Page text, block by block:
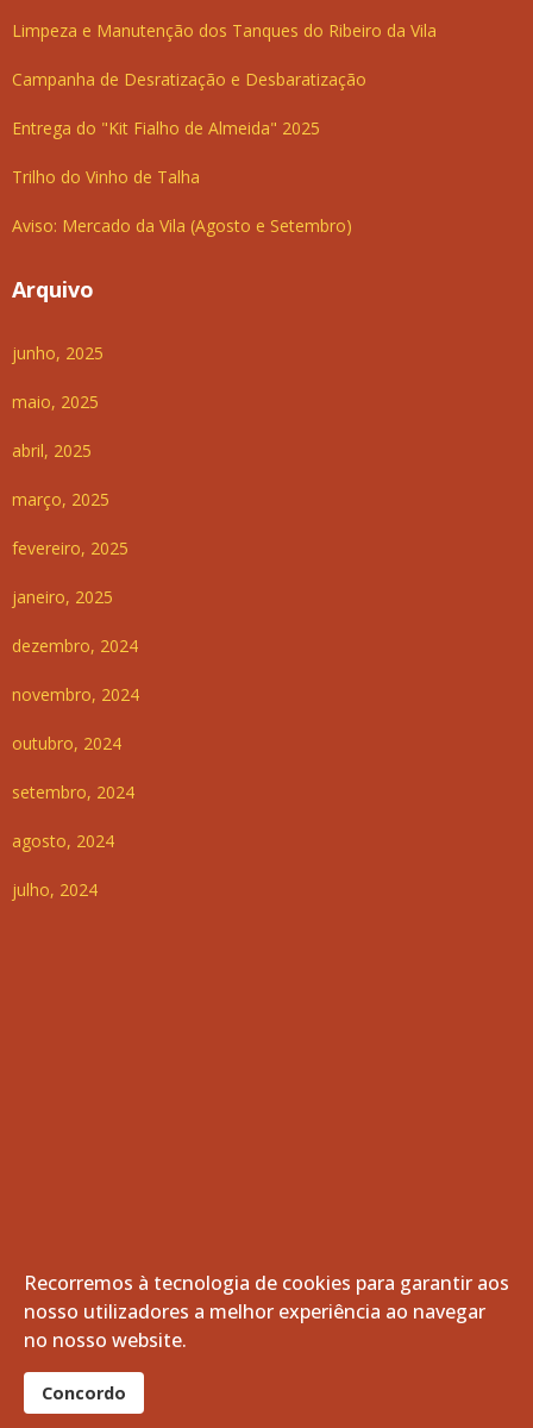
Limpeza e Manutenção dos Tanques do Ribeiro da Vila
Campanha de Desratização e Desbaratização
Entrega do "Kit Fialho de Almeida" 2025
Trilho do Vinho de Talha
Aviso: Mercado da Vila (Agosto e Setembro)
Arquivo
junho, 2025
maio, 2025
abril, 2025
março, 2025
fevereiro, 2025
janeiro, 2025
dezembro, 2024
novembro, 2024
outubro, 2024
setembro, 2024
agosto, 2024
julho, 2024
© 2026 Freguesia de Vila de Frades. Todos os direitos
reservados.
Recorremos à tecnologia de cookies para garantir aos
nosso utilizadores a melhor experiência ao navegar
no nosso website.
Concordo